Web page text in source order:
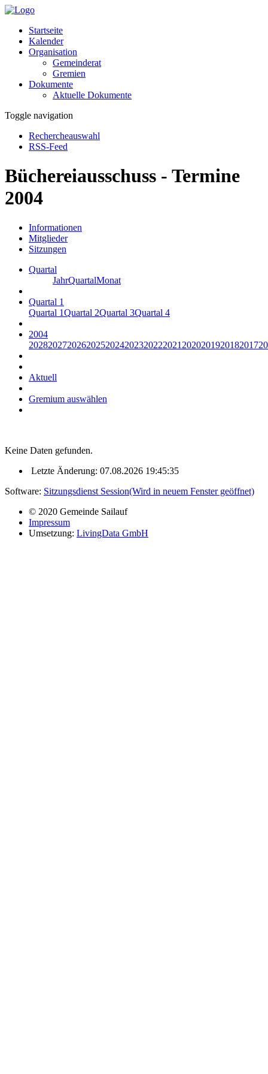
Startseite
Kalender
Organisation
Gemeinderat
Gremien
Dokumente
Aktuelle Dokumente
Toggle navigation
Rechercheauswahl
RSS-Feed
Büchereiausschuss - Termine
2004
Informationen
Mitglieder
Sitzungen
Quartal
JahrQuartalMonat
Quartal 1
Quartal 1Quartal 2Quartal 3Quartal 4
2004
20282027202620252024202320222021 2020201920182017
Aktuell
Gremium auswählen
Keine Daten gefunden.
Letzte Änderung: 07.08.2026 19:45:35
Software: Sitzungsdienst Session(Wird in neuem Fenster geöffnet)
© 2020 Gemeinde Sailauf
Impressum
Umsetzung: LivingData GmbH